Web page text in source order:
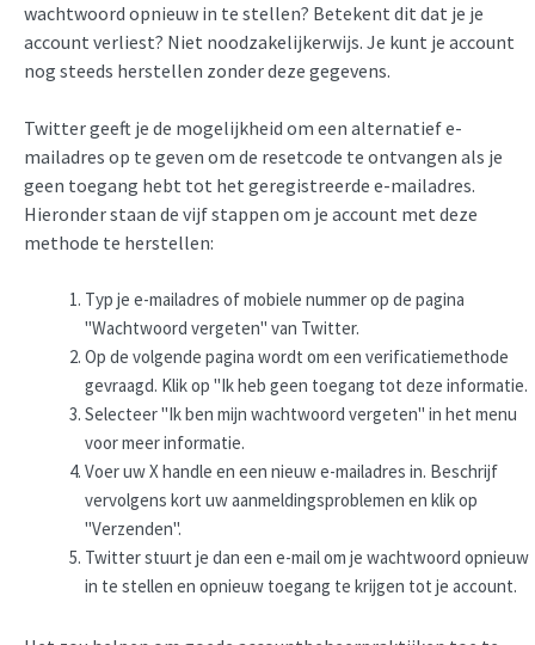
wachtwoord opnieuw in te stellen? Betekent dit dat je je
account verliest? Niet noodzakelijkerwijs. Je kunt je account
nog steeds herstellen zonder deze gegevens.
Twitter geeft je de mogelijkheid om een alternatief e-
mailadres op te geven om de resetcode te ontvangen als je
geen toegang hebt tot het geregistreerde e-mailadres.
Hieronder staan de vijf stappen om je account met deze
methode te herstellen:
Typ je e-mailadres of mobiele nummer op de pagina
"Wachtwoord vergeten" van Twitter.
Op de volgende pagina wordt om een verificatiemethode
gevraagd. Klik op "Ik heb geen toegang tot deze informatie.
Selecteer "Ik ben mijn wachtwoord vergeten" in het menu
voor meer informatie.
Voer uw X handle en een nieuw e-mailadres in. Beschrijf
vervolgens kort uw aanmeldingsproblemen en klik op
"Verzenden".
Twitter stuurt je dan een e-mail om je wachtwoord opnieuw
in te stellen en opnieuw toegang te krijgen tot je account.